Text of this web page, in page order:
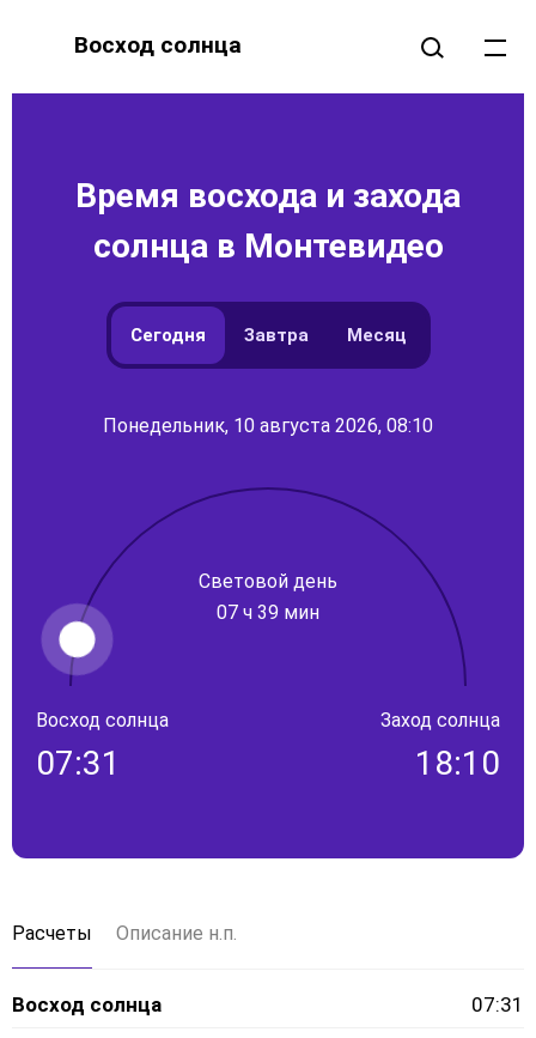
Восход солнца
Время восхода и захода
солнца в Монтевидео
Сегодня Завтра Месяц
Понедельник, 10 августа 2026, 08:10
Световой день
07 ч 39 мин
Восход солнца
07:31
Заход солнца
18:10
Расчеты Описание н.п.
Восход солнца
07:31